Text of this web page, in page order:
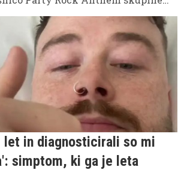
odzive glasbenih kolegov in
vsem svetu.
let in diagnosticirali so mi
simptom, ki ga je leta